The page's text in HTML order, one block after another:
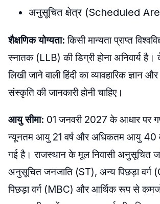
​अनुसूचित क्षेत्र (Scheduled
​शैक्षणिक योग्यता: किसी मान्यता प्राप्त
स्नातक (LLB) की डिग्री होना अनिवार्य है।
लिखी जाने वाली हिंदी का व्यावहारिक ज्ञान
संस्कृति की जानकारी होनी चाहिए।
​आयु सीमा: 01 जनवरी 2027 के आधार पर
न्यूनतम आयु 21 वर्ष और अधिकतम आयु 40 वर्ष
गई है। राजस्थान के मूल निवासी अनुसूचित
अनुसूचित जनजाति (ST), अन्य पिछड़ा वर्ग
पिछड़ा वर्ग (MBC) और आर्थिक रूप से